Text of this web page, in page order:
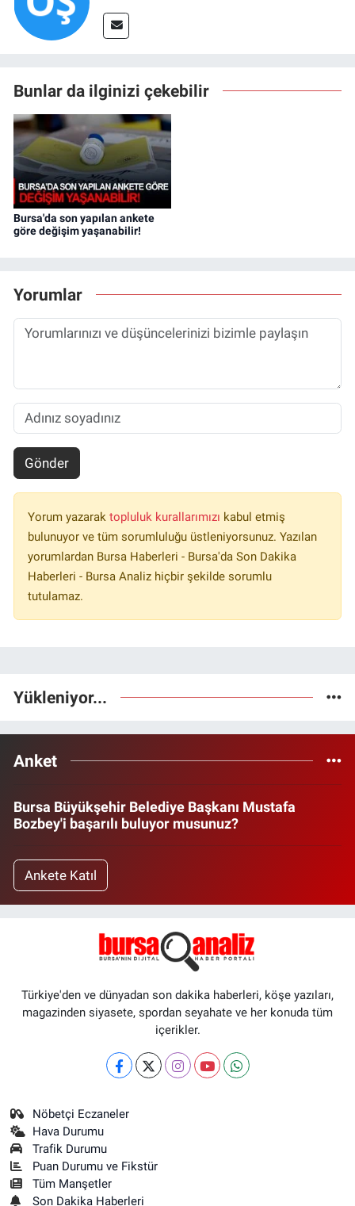
Bunlar da ilginizi çekebilir
Bursa'da son yapılan ankete
göre değişim yaşanabilir!
Yorumlar
Gönder
Yorum yazarak topluluk kurallarımızı kabul etmiş
bulunuyor ve tüm sorumluluğu üstleniyorsunuz. Yazılan
yorumlardan Bursa Haberleri - Bursa'da Son Dakika
Haberleri - Bursa Analiz hiçbir şekilde sorumlu
tutulamaz.
Yükleniyor...
Anket
Bursa Büyükşehir Belediye Başkanı Mustafa
Bozbey'i başarılı buluyor musunuz?
Ankete Katıl
Türkiye'den ve dünyadan son dakika haberleri, köşe yazıları,
magazinden siyasete, spordan seyahate ve her konuda tüm
içerikler.
Nöbetçi Eczaneler
Hava Durumu
Trafik Durumu
Puan Durumu ve Fikstür
Tüm Manşetler
Son Dakika Haberleri